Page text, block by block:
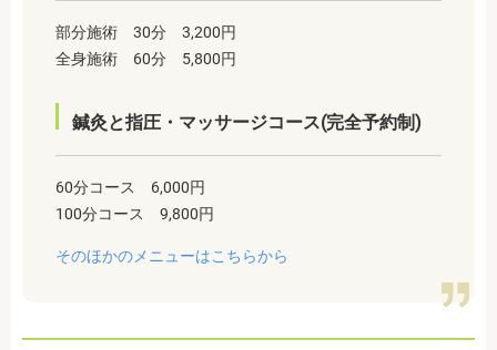
部分施術 30分 3,200円
全身施術 60分 5,800円
鍼灸と指圧・マッサージコース(完全予約制)
60分コース 6,000円
100分コース 9,800円
そのほかのメニューはこちらから